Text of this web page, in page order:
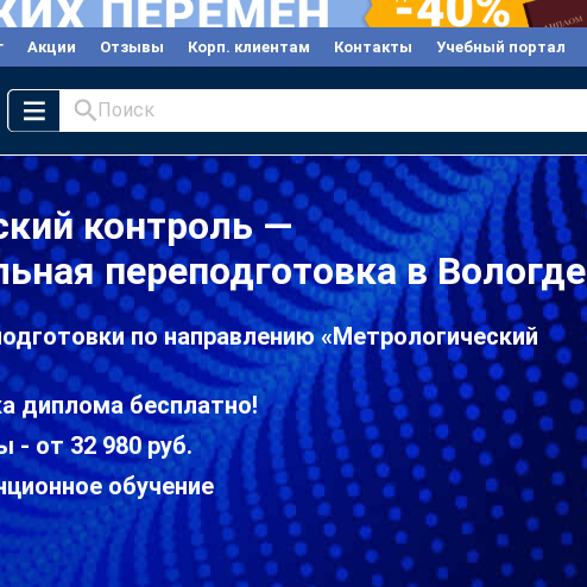
Акции Отзывы Корп. клиентам Контакты Учебный портал
Поиск
контроль —
переподготовка в Вологде
по направлению «Метрологический
диплома бесплатно!
- от 32 980 руб.
обучение